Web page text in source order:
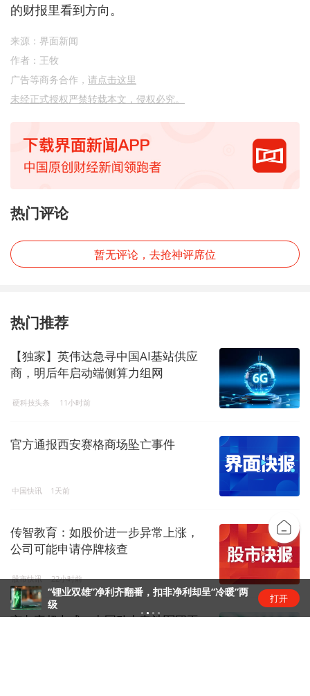
的财报里看到方向。
来源：界面新闻
作者：王牧
广告等商务合作， 请点击这里
未经正式授权严禁转载本文，侵权必究。
热门评论
暂无评论，去抢神评席位
热门推荐
【独家】英伟达急寻中国AI基站供应
商，明后年启动端侧算力组网
硬科技头条 11小时前
官方通报西安赛格商场坠亡事件
中国快讯 1天前
传智教育：如股价进一步异常上涨，
公司可能申请停牌核查
股市快讯 22小时前
市占率超七成，中国动力电池军团再
“锂业双雄”净利齐翻番，扣非净利却呈“冷暖”两
级
打开